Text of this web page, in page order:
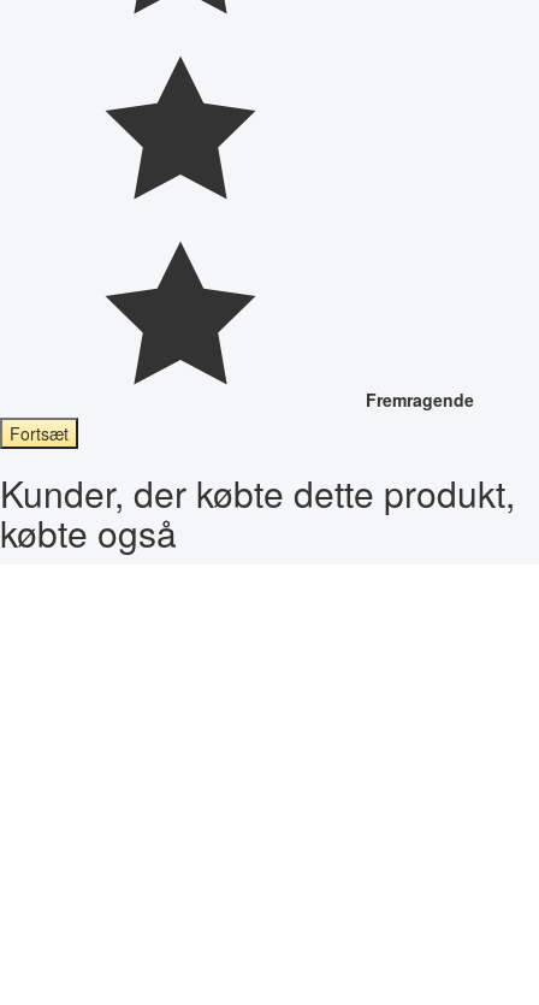
Fremragende
Fortsæt
Kunder, der købte dette produkt,
købte også